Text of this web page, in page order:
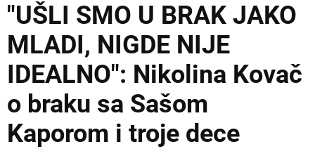
"UŠLI SMO U BRAK JAKO
MLADI, NIGDE NIJE
IDEALNO": Nikolina Kovač
o braku sa Sašom
Kaporom i troje dece